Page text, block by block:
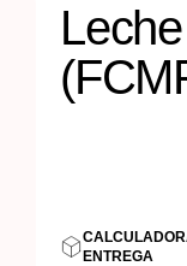
ENTREGA